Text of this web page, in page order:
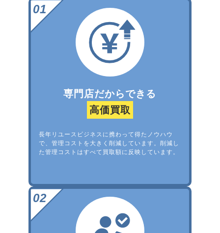
専門店だからできる
高価買取
長年リユースビジネスに携わって得たノウハウ
で、管理コストを大きく削減しています。削減し
た管理コストはすべて買取額に反映しています。